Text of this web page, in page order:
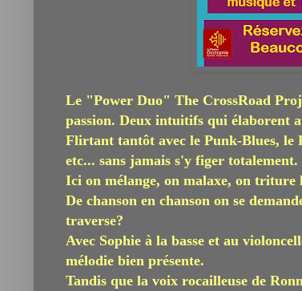
Le "Power Duo" The CrossRoad
passion. Deux intuitifs qui élaborent
Flirtant tantôt avec le Punk-Blues, le
etc... sans jamais s'y figer totalement.
Ici on mélange, on malaxe, on triture
De chanson en chanson on se
traverse?
Avec Sophie à la basse et au
mélodie bien présente.
Tandis que la voix rocailleuse de